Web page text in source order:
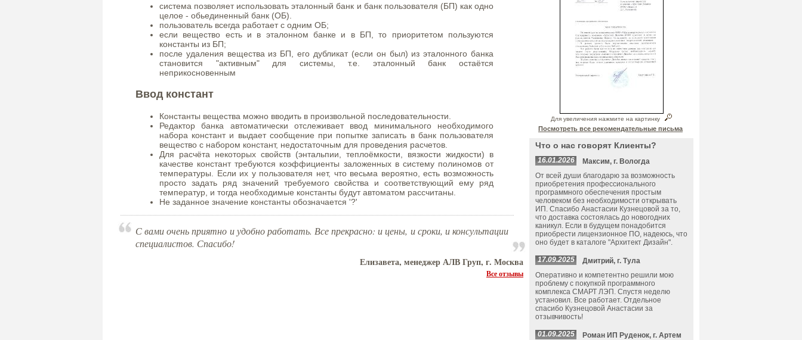
система позволяет использовать эталонный банк и банк пользователя (БП) как одно
целое - обьединенный банк (ОБ).
пользователь всегда работает с одним ОБ;
если вещество есть и в эталонном банке и в БП, то приоритетом пользуются
константы из БП;
после удаления вещества из БП, его дубликат (если он был) из эталонного банка
становится "активным" для системы, т.е. эталонный банк остаётся
неприкосновенным
Ввод констант
Константы вещества можно вводить в произвольной последовательности.
Редактор банка автоматически отслеживает ввод минимального необходимого
набора констант и выдает сообщение при попытке записать в банк пользователя
вещество с набором констант, недостаточным для проведения расчетов.
Для расчёта некоторых свойств (энтальпии, теплоёмкости, вязкости жидкости) в
качестве констант требуются коэффициенты заложенных в систему полиномов от
температуры. Если их у пользователя нет, что весьма вероятно, есть возможность
просто задать ряд значений требуемого свойства и соответствующий ему ряд
температур, и тогда необходимые константы будут автоматом рассчитаны.
Не заданное значение константы обозначается '?'
С вами очень приятно и удобно работать. Все прекрасно: и цены, и сроки, и консультации
специалистов. Спасибо!
Елизавета, менеджер АЛВ Груп, г. Москва
Все отзывы
Для увеличения нажмите на картинку
Посмотреть все рекомендательные письма
Что о нас говорят Клиенты?
16.01.2026
Максим, г. Вологда
От всей души благодарю за возможность
приобретения профессионального
программного обеспечения простым
человеком без необходимости открывать
ИП. Спасибо Анастасии Кузнецовой за то,
что доставка состоялась до новогодних
каникул. Если в будущем понадобится
приобрести лицензионное ПО, надеюсь, что
оно будет в каталоге "Архитект Дизайн".
17.09.2025
Дмитрий, г. Тула
Оперативно и компетентно решили мою
проблему с покупкой программного
комплекса СМАРТ ЛЭП. Спустя неделю
установил. Все работает. Отдельное
спасибо Кузнецовой Анастасии за
отзывчивость!
01.09.2025
Роман ИП Руденок, г. Артем